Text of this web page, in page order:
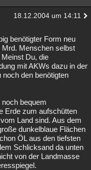
18.12.2004 um 14:11
benötigter Form neu
Mrd. Menschen selbst
Du, die
mit AKWs dazu in der
den benötigten
bequem
Erde zum aufschütten
Land sind. Aus dem
dunkelblaue Flächen
ÖL aus den tiefsten
Schlicksand da unten
von der Landmasse